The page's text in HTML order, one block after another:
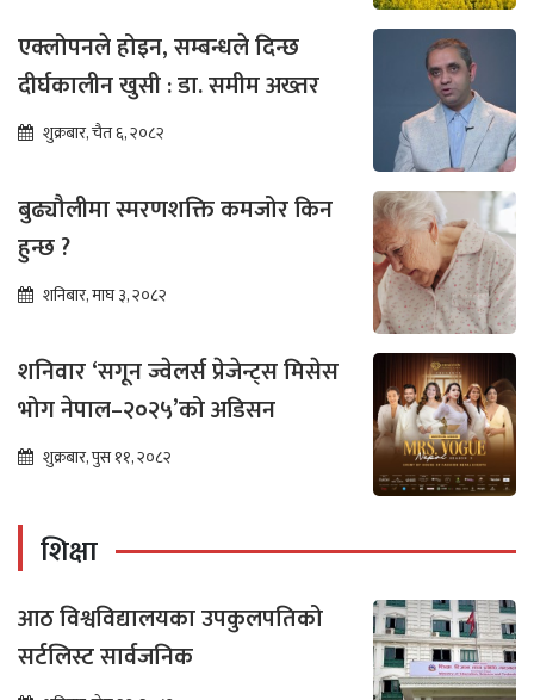
एक्लोपनले होइन, सम्बन्धले दिन्छ
दीर्घकालीन खुसी : डा. समीम अख्तर
शुक्रबार, चैत ६, २०८२
बुढ्यौलीमा स्मरणशक्ति कमजोर किन
हुन्छ ?
शनिबार, माघ ३, २०८२
शनिवार ‘सगून ज्वेलर्स प्रेजेन्ट्स मिसेस
भोग नेपाल–२०२५’को अडिसन
शुक्रबार, पुस ११, २०८२
शिक्षा
आठ विश्वविद्यालयका उपकुलपतिको
सर्टलिस्ट सार्वजनिक